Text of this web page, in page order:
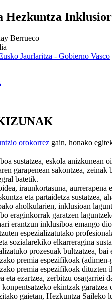
Hezkuntza
Berrueco
Jaurlaritza - Gobierno Vasco
orokorrez gain, honako
sustatzea, eskola anizkunean
garapenean sakontzea,
batetik.
iraunkortasuna, aurrerapena
eta partaidetza sustatzea,
aholkularien, inklusioan
eraginkorrak garatzen
erantzun inklusiboa emango
espezializatutako
sozialarekiko elkarreragina
prozesuak bultzatzea, bai
premia espezifikoak
premia espezifikoak dituzten
eta ezartzea, zerbitzu osagarriei
ekintzak
gaietan, Hezkuntza